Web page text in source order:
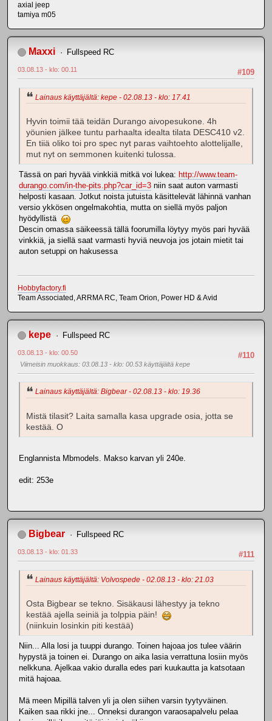
axial jeep
tamiya m05
Maxxi Fullspeed RC
#109
03.08.13 - klo: 00.11
Lainaus käyttäjältä: kepe - 02.08.13 - klo: 17.41
Hyvin toimii tää teidän Durango aivopesukone. 4h
yöunien jälkee tuntu parhaalta idealta tilata DESC410 v2.
En tiiä oliko toi pro spec nyt paras vaihtoehto alottelijalle,
mut nyt on semmonen kuitenki tulossa.
Tässä on pari hyvää vinkkiä mitkä voi lukea: http://www.team-
durango.com/in-the-pits.php?car_id=3 niin saat auton varmasti
helposti kasaan. Jotkut noista jutuista käsittelevät lähinnä vanhan
versio ykkösen ongelmakohtia, mutta on siellä myös paljon
hyödyllistä
Descin omassa säikeessä tällä foorumilla löytyy myös pari hyvää
vinkkiä, ja siellä saat varmasti hyviä neuvoja jos jotain mietit tai
auton setuppi on hakusessa
Hobbyfactory.fi
Team Associated, ARRMA RC, Team Orion, Power HD & Avid
kepe Fullspeed RC
#110
03.08.13 - klo: 00.50
Viimeisin muokkaus: 03.08.13 - klo: 00.53 käyttäjältä kepe
Lainaus käyttäjältä: Bigbear - 02.08.13 - klo: 19.36
Mistä tilasit? Laita samalla kasa upgrade osia, jotta se
kestää. O
Englannista Mbmodels. Makso karvan yli 240e.
edit: 253e
Bigbear Fullspeed RC
#111
03.08.13 - klo: 01.33
Lainaus käyttäjältä: Volvospede - 02.08.13 - klo: 21.03
Osta Bigbear se tekno. Sisäkausi lähestyy ja tekno
kestää ajella seiniä ja tolppia päin!
(niinkuin losinkin piti kestää)
Niin... Alla losi ja tuuppi durango. Toinen hajoaa jos tulee väärin
hypystä ja toinen ei. Durango on aika lasia verrattuna losiin myös
nelkkuna. Ajelkaa vakio duralla edes pari kuukautta ja katsotaan
mitä hajoaa.
Mä meen Mipillä talven yli ja olen siihen varsin tyytyväinen.
Kaiken saa rikki jne... Onneksi durangon varaosapalvelu pelaa